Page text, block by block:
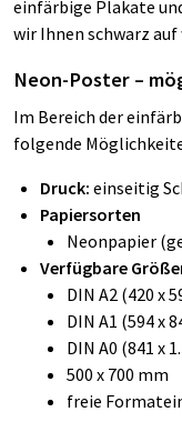
einfärbige Plakate
wir Ihnen schwarz
Neon-Poster –
Im Bereich der
folgende
Druck: einseitig
Papiersorten
Neonpapier
Verfügbare
DIN A2 (420 x
DIN A1 (594 x
DIN A0 (841 x
500 x 700 mm
freie